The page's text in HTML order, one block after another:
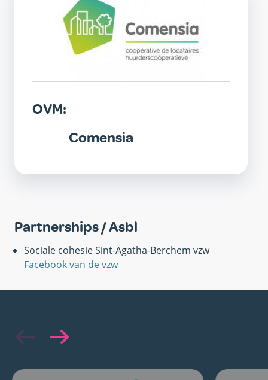
OVM:
Comensia
Partnerships / Asbl
Sociale cohesie Sint-Agatha-Berchem vzw
Facebook van de vzw